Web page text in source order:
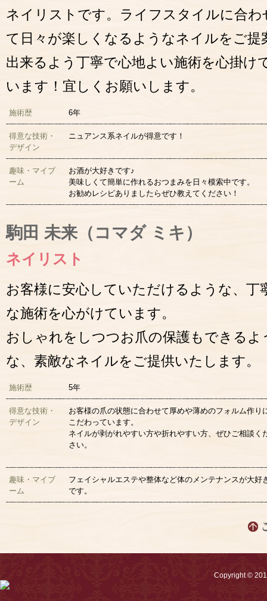
ネイリストです。ライフスタイルに合わ
て日々が楽しくなるようなネイルをご提
出来るよう丁寧で心地よい施術を心掛け
います！宜しくお願いします。
施術歴 6年
得意な技術・
デザイン
ニュアンス系ネイルが得意です！
趣味・マイブ
ーム
お酒が大好きです♪
美味しくて簡単に作れるおつまみを日々模索中です。
お勧めレシピありましたらぜひ教えてください！
駒田 未来（コマダ ミキ）
ネイリスト
お客様に安心していただけるような、丁
な施術を心がけています。
おしゃれをしつつお爪の保護もできるよ
な、素敵なネイルをご提供いたします。
施術歴 5年
得意な技術・
デザイン
お客様の爪の状態に合わせて厚めや薄めのフォルム作り
こだわっています。
ネイルが剥がれやすい方や折れやすい方、ぜひご相談く
さい。
趣味・マイブ
ーム
フェイシャルエステや整体など体のメンテナンスが大好
です。
Copyright ©